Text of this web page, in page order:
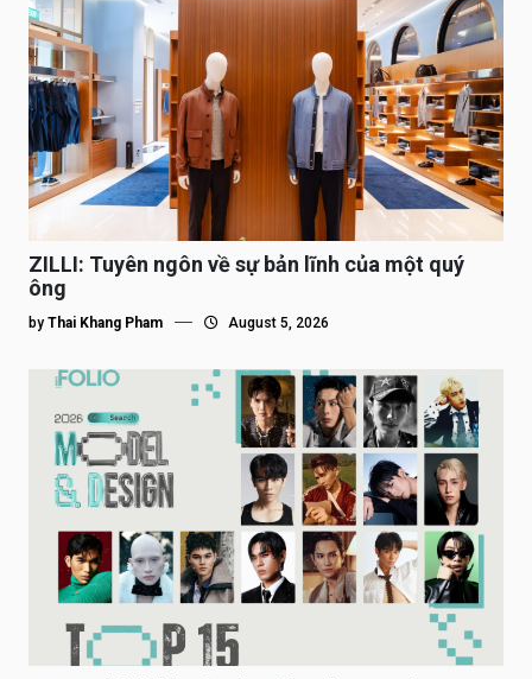
ZILLI: Tuyên ngôn về sự bản lĩnh của một quý
ông
by Thai Khang Pham August 5, 2026